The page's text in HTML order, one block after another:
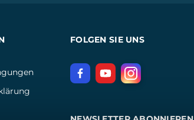
FOLGEN SIE UNS